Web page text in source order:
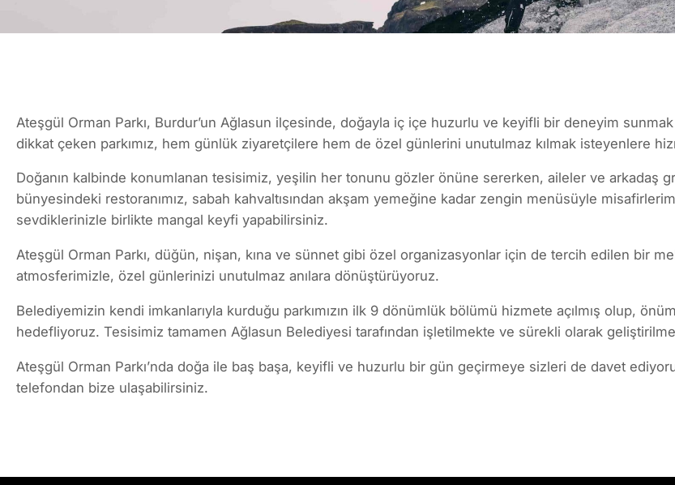
Ateşgül Orman Parkı, Burdur’un Ağlasun ilçesinde, doğayla iç içe huzurlu ve keyifli bir deneyim
dikkat çeken parkımız, hem günlük ziyaretçilere hem de özel günlerini unutulmaz kılmak isteyenlere
Doğanın kalbinde konumlanan tesisimiz, yeşilin her tonunu gözler önüne sererken, aileler ve arkadaş
bünyesindeki restoranımız, sabah kahvaltısından akşam yemeğine kadar zengin menüsüyle
sevdiklerinizle birlikte mangal keyfi yapabilirsiniz.
Ateşgül Orman Parkı, düğün, nişan, kına ve sünnet gibi özel organizasyonlar için de tercih edilen bir
atmosferimizle, özel günlerinizi unutulmaz anılara dönüştürüyoruz.
Belediyemizin kendi imkanlarıyla kurduğu parkımızın ilk 9 dönümlük bölümü hizmete açılmış olup,
hedefliyoruz. Tesisimiz tamamen Ağlasun Belediyesi tarafından işletilmekte ve sürekli olarak
Ateşgül Orman Parkı’nda doğa ile baş başa, keyifli ve huzurlu bir gün geçirmeye sizleri de davet
telefondan bize ulaşabilirsiniz.